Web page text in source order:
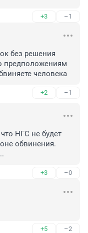
+3 –1
без решения
предположениям
человека
+2 –1
НГС не будет
обвинения.
+3 –0
+5 –2